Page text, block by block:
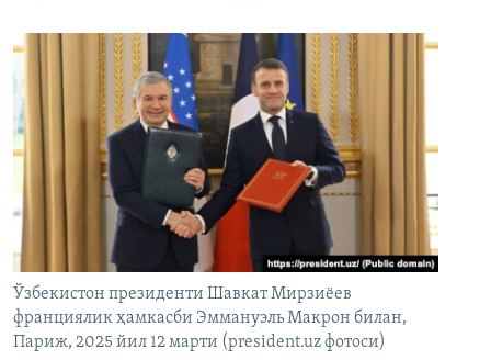
Ўзбекистон президенти Шавкат Мирзиёев
франциялик ҳамкасби Эммануэль Макрон билан,
Париж, 2025 йил 12 марти (president.uz фотоси)